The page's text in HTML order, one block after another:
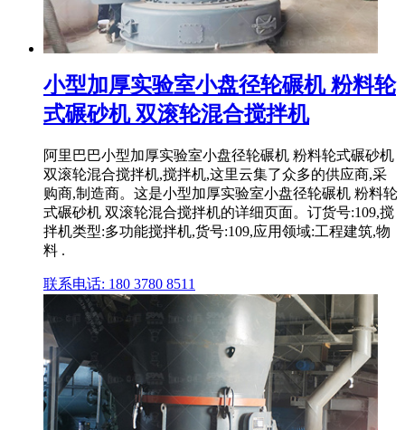
小型加厚实验室小盘径轮碾机 粉料轮
式碾砂机 双滚轮混合搅拌机
阿里巴巴小型加厚实验室小盘径轮碾机 粉料轮式碾砂机
双滚轮混合搅拌机,搅拌机,这里云集了众多的供应商,采
购商,制造商。这是小型加厚实验室小盘径轮碾机 粉料轮
式碾砂机 双滚轮混合搅拌机的详细页面。订货号:109,搅
拌机类型:多功能搅拌机,货号:109,应用领域:工程建筑,物
料 .
联系电话: 180 3780 8511